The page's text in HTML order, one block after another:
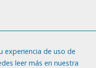
experiencia de uso de
leer más en nuestra